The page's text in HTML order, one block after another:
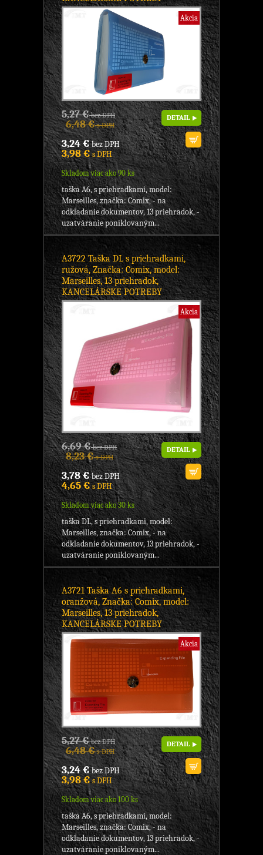
Akcia
5,27 €bez DPH
6,48 €s DPH
3,24 €bez DPH
3,98 €s DPH
Skladom viac ako 90 ks
DETAIL
taška A6, s priehradkami, model:
Marseilles, značka: Comix, - na
odkladanie dokumentov, 13 priehradok, -
uzatváranie poniklovaným...
A3722 Taška DL s priehradkami,
ružová, Značka: Comix, model:
Marseilles, 13 priehradok,
KANCELÁRSKE POTREBY
Akcia
6,69 €bez DPH
8,23 €s DPH
3,78 €bez DPH
4,65 €s DPH
Skladom viac ako 30 ks
DETAIL
taška DL, s priehradkami, model:
Marseilles, značka: Comix, - na
odkladanie dokumentov, 13 priehradok, -
uzatváranie poniklovaným...
A3721 Taška A6 s priehradkami,
oranžová, Značka: Comix, model:
Marseilles, 13 priehradok,
KANCELÁRSKE POTREBY
Akcia
5,27 €bez DPH
6,48 €s DPH
3,24 €bez DPH
3,98 €s DPH
Skladom viac ako 100 ks
DETAIL
taška A6, s priehradkami, model:
Marseilles, značka: Comix, - na
odkladanie dokumentov, 13 priehradok, -
uzatváranie poniklovaným...